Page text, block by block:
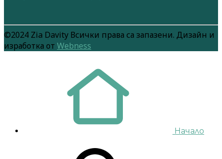
©2024 Zia Davity Всички права са запазени. Дизайн и
изработка от Webness
Начало